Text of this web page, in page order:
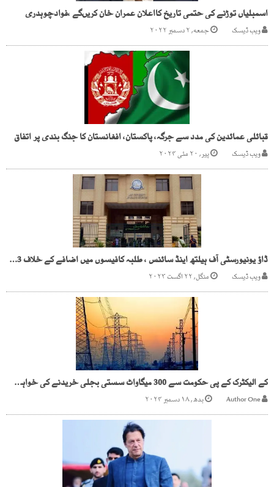
اسمبلیاں توڑنے کی حتمی تاریخ کااعلان عمران خان کریںگے ،فوادچوہدری
ویب ڈیسک جمعه, ۲ دسمبر ۲۰۲۲
قبائلی عمائدین کی مدد سے جرگہ، پاکستان، افغانستان کا جنگ بندی پر اتفاق
ویب ڈیسک پیر, ۲۰ مئی ۲۰۲۴
ڈاؤ یونیورسٹی آف ہیلتھ اینڈ سائنس ، طلبہ کافیسوں میں اضافے کے خلاف 3گھنٹے تک دھرنا
ویب ڈیسک منگل, ۲۲ اگست ۲۰۲۳
کے الیکٹرک کے پی حکومت سے 300 میگاواٹ سستی بجلی خریدنے کی خواہش مند
بدھ, ۱۸ دسمبر ۲۰۲۴